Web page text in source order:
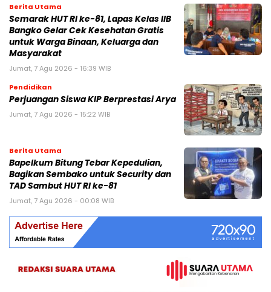
Berita Utama
Semarak HUT RI ke-81, Lapas Kelas IIB
Bangko Gelar Cek Kesehatan Gratis
untuk Warga Binaan, Keluarga dan
Masyarakat
Jumat, 7 Agu 2026 - 16:39 WIB
Pendidikan
Perjuangan Siswa KIP Berprestasi Arya
Jumat, 7 Agu 2026 - 15:22 WIB
Berita Utama
Bapelkum Bitung Tebar Kepedulian,
Bagikan Sembako untuk Security dan
TAD Sambut HUT RI ke-81
Jumat, 7 Agu 2026 - 00:08 WIB